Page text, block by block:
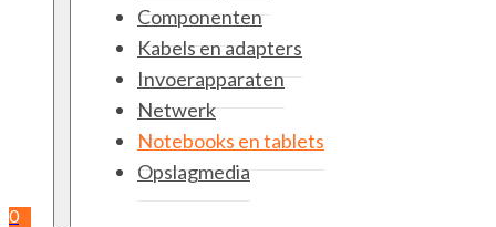
0
Componenten
Kabels en adapters
Invoerapparaten
Netwerk
Notebooks en tablets
Opslagmedia